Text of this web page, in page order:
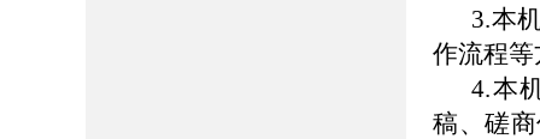
3.本
作流程
4.本
稿、磋